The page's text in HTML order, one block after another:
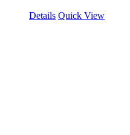
Details Quick View